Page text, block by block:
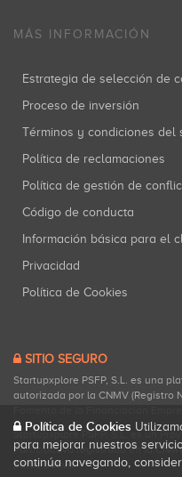
MÁS INFORMACIÓN
Estrategia de selección de
Proceso de inversión
Términos y condiciones del
Política de reclamaciones
Política de gestión de
Código de conducta
Información básica para el
Privacidad
Política de Cookies
SITIO SEGURO
Startupxplore PSFP, S.L. es una
autorizada por la CNMV (Registro
Startupxplore PSFP, S.L. es un
Participativa registrado en la
participativa.
Política de Cookies
para mejorar nuestros
continúa navegando,